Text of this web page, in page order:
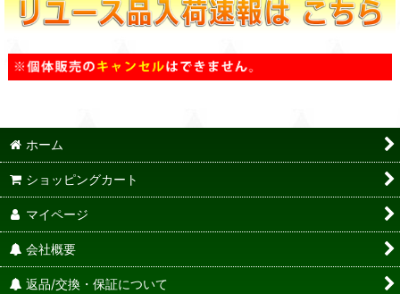
ホーム
ショッピングカート
マイページ
会社概要
返品/交換・保証について